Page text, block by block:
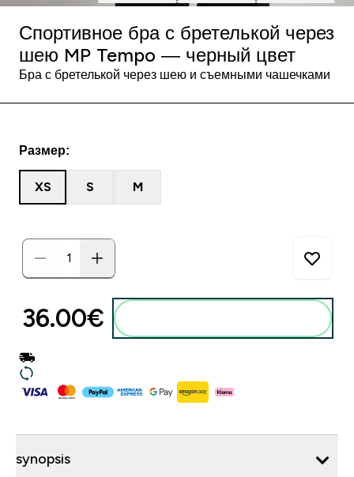
Спортивное бра с бретелькой через
шею MP Tempo — черный цвет
Бра с бретелькой через шею и съемными чашечками
Размер:
XS S M
36.00€‎
synopsis